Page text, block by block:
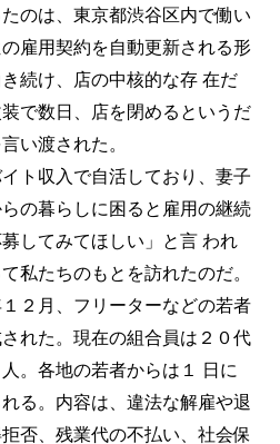
のは、東京都渋谷区内で働い
雇用契約を自動更新される形
続け、店の中核的な存 在だ
で数日、店を閉めるというだ
い渡された。
ト収入で自活しており、妻子
の暮らしに困ると雇用の継続
してみてほしい」と言 われ
私たちのもとを訪れたのだ。
２月、フリーターなどの若者
れた。現在の組合員は２０代
。各地の若者からは１ 日に
る。内容は、違法な解雇や退
否、残業代の不払い、社会保